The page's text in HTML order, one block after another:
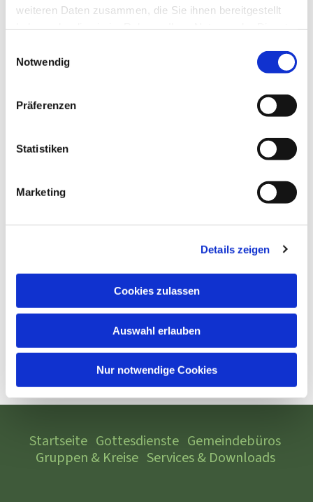
weiteren Daten zusammen, die Sie ihnen bereitgestellt
Notwendig
Präferenzen
Statistiken
Marketing
Details zeigen
Cookies zulassen
Auswahl erlauben
Nur notwendige Cookies
19:30 Uhr
Bäckerstraße 40, 32479 Hille
Startseite Gottesdienste Gemeindebüros
Gruppen & Kreise Services & Downloads